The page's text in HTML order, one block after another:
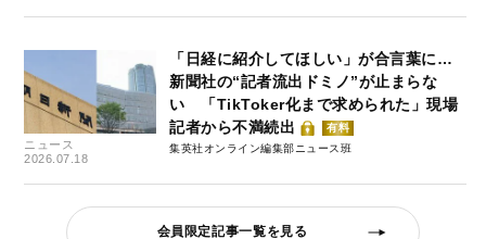
ニュース
2026.07.18
「日経に紹介してほしい」が合言葉に…
新聞社の“記者流出ドミノ”が止まらな
い 「TikToker化まで求められた」現場
記者から不満続出
有料
集英社オンライン編集部ニュース班
会員限定記事一覧を見る